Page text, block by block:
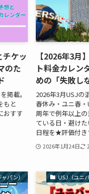
チケッ
のた
掲載。
もと
おすす
【2026年3月
ト料金カレン
めの「失敗し
2026年3月USJの
春休み・ユニ春
周年で例年以上
ている日・避け
日程を★評価付き
2026年1月24日
ャパン） USJ（ユニ